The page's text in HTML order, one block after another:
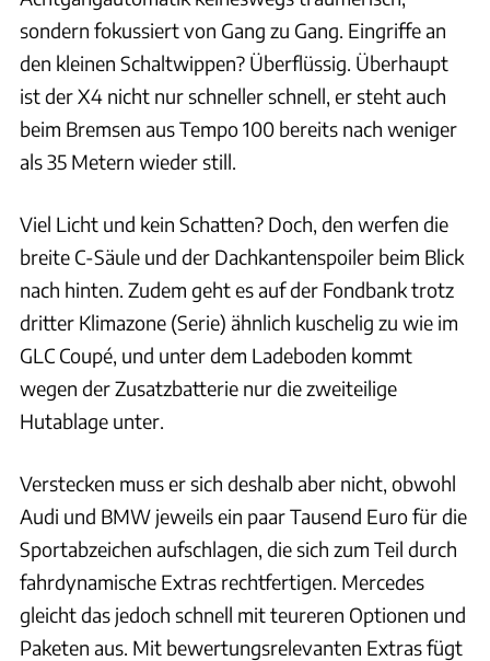
sondern fokussiert von Gang zu Gang. Eingriffe an
den kleinen Schaltwippen? Überflüssig. Überhaupt
ist der X4 nicht nur schneller schnell, er steht auch
beim Bremsen aus Tempo 100 bereits nach weniger
als 35 Metern wieder still.
Viel Licht und kein Schatten? Doch, den werfen die
breite C-Säule und der Dachkantenspoiler beim Blick
nach hinten. Zudem geht es auf der Fondbank trotz
dritter Klimazone (Serie) ähnlich kuschelig zu wie im
GLC Coupé, und unter dem Ladeboden kommt
wegen der Zusatzbatterie nur die zweiteilige
Hutablage unter.
Verstecken muss er sich deshalb aber nicht, obwohl
Audi und BMW jeweils ein paar Tausend Euro für die
Sportabzeichen aufschlagen, die sich zum Teil durch
fahrdynamische Extras rechtfertigen. Mercedes
gleicht das jedoch schnell mit teureren Optionen und
Paketen aus. Mit bewertungsrelevanten Extras fügt